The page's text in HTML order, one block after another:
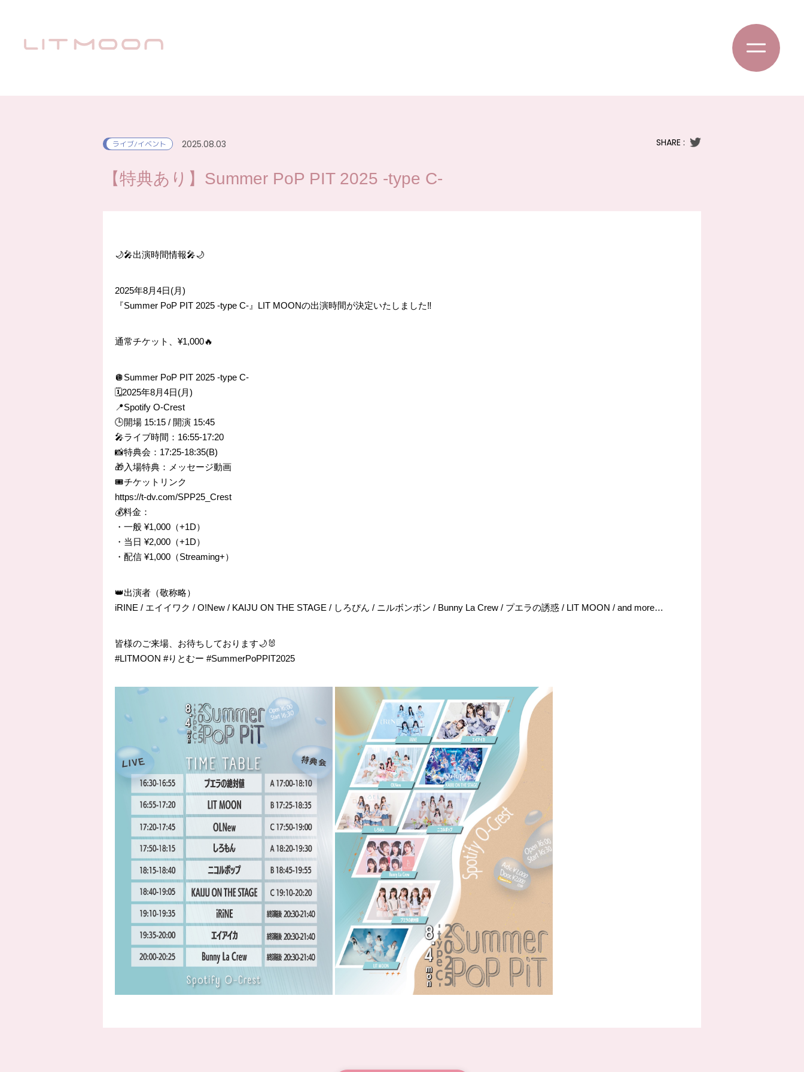
ライブ/イベント 2025.08.03 SHARE :
【特典あり】Summer PoP PIT 2025 -type C-
🌙🎤出演時間情報🎤🌙
2025年8月4日(月)
『Summer PoP PIT 2025 -type C-』LIT MOONの出演時間が決定いたしました‼️
通常チケット、¥1,000🔥
🪩Summer PoP PIT 2025 -type C-
🗓️2025年8月4日(月)
📍Spotify O-Crest
🕒開場 15:15 / 開演 15:45
🎤ライブ時間：16:55-17:20
📸特典会：17:25-18:35(B)
🎁入場特典：メッセージ動画
🎟️チケットリンク
https://t-dv.com/SPP25_Crest
💰料金：
・一般 ¥1,000（+1D）
・当日 ¥2,000（+1D）
・配信 ¥1,000（Streaming+）
👑出演者（敬称略）
iRINE / エイイワク / O!New / KAIJU ON THE STAGE / しろぴん / ニルボンボン / Bunny La Crew / プエラの誘惑 / LIT MOON / and more…
皆様のご来場、お待ちしております🌙🐰
#LITMOON #りとむー #SummerPoPPIT2025